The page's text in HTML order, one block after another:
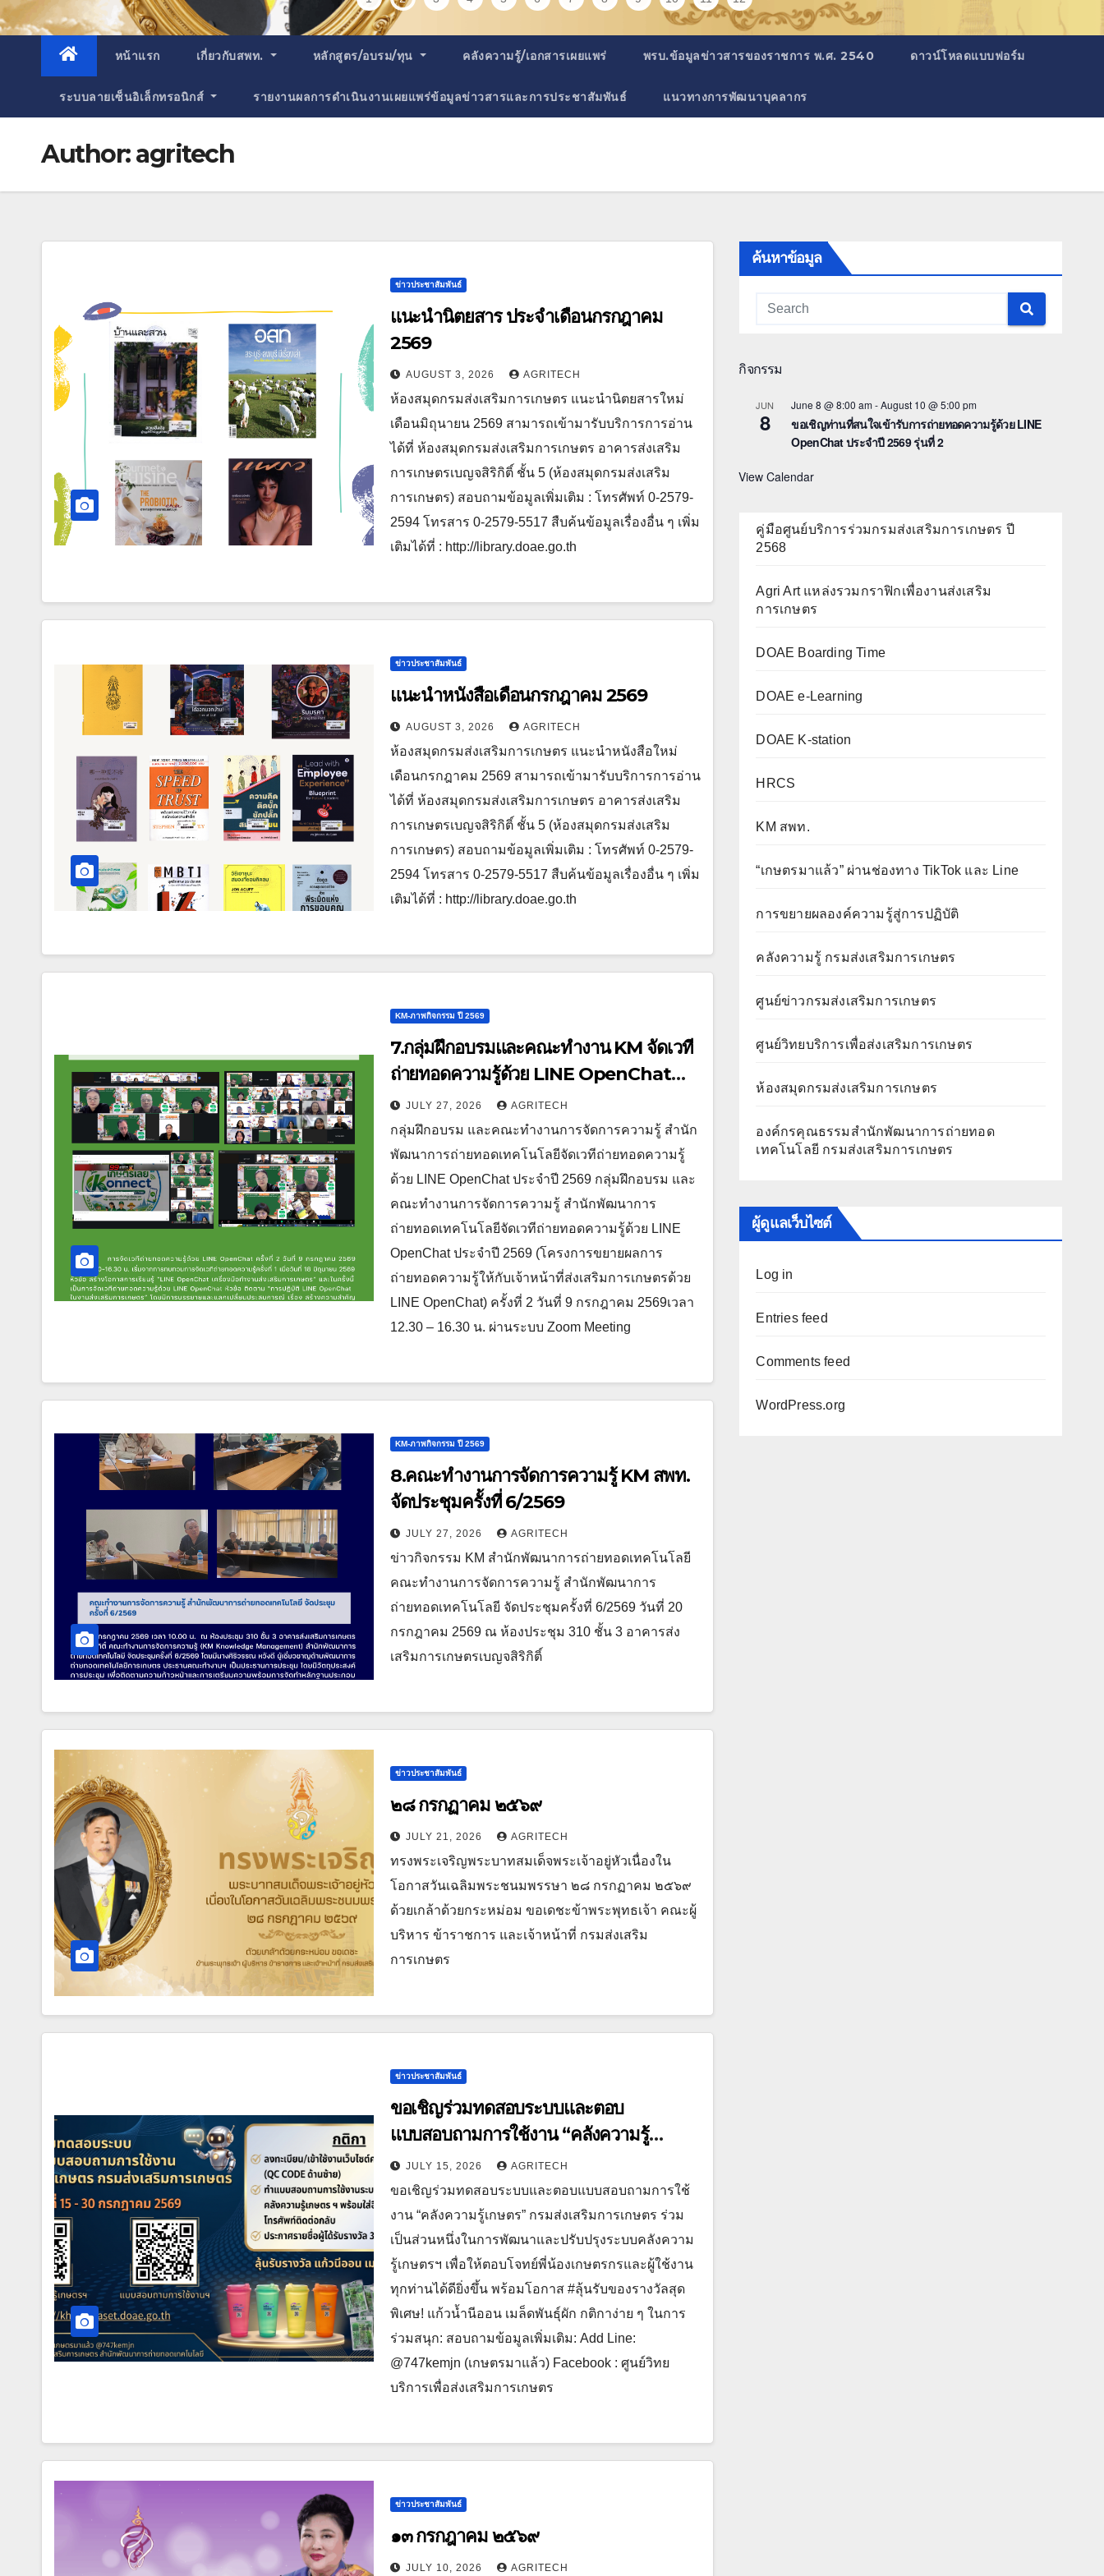
หน้าแรก เกี่ยวกับสพท. หลักสูตร/อบรม/ทุน คลังความรู้/เอกสารเผยแพร่ พรบ.ข้อมูลข่าวสารของราชการ พ.ศ. 2540 ดาวน์โหลดแบบฟอร์ม
ระบบลายเซ็นอิเล็กทรอนิกส์ รายงานผลการดำเนินงานเผยแพร่ข้อมูลข่าวสารและการประชาสัมพันธ์ แนวทางการพัฒนาบุคลากร
Author:agritech
ข่าวประชาสัมพันธ์
แนะนำนิตยสาร ประจำเดือนกรกฎาคม
2569
AUGUST 3, 2026 AGRITECH
ห้องสมุดกรมส่งเสริมการเกษตร แนะนำนิตยสารใหม่
เดือนมิถุนายน 2569 สามารถเข้ามารับบริการการอ่าน
ได้ที่ ห้องสมุดกรมส่งเสริมการเกษตร อาคารส่งเสริม
การเกษตรเบญจสิริกิติ์ ชั้น 5 (ห้องสมุดกรมส่งเสริม
การเกษตร) สอบถามข้อมูลเพิ่มเติม : โทรศัพท์ 0-2579-
2594 โทรสาร 0-2579-5517 สืบค้นข้อมูลเรื่องอื่น ๆ เพิ่ม
เติมได้ที่ : http://library.doae.go.th
ข่าวประชาสัมพันธ์
แนะนำหนังสือเดือนกรกฎาคม 2569
AUGUST 3, 2026 AGRITECH
ห้องสมุดกรมส่งเสริมการเกษตร แนะนำหนังสือใหม่
เดือนกรกฎาคม 2569 สามารถเข้ามารับบริการการอ่าน
ได้ที่ ห้องสมุดกรมส่งเสริมการเกษตร อาคารส่งเสริม
การเกษตรเบญจสิริกิติ์ ชั้น 5 (ห้องสมุดกรมส่งเสริม
การเกษตร) สอบถามข้อมูลเพิ่มเติม : โทรศัพท์ 0-2579-
2594 โทรสาร 0-2579-5517 สืบค้นข้อมูลเรื่องอื่น ๆ เพิ่ม
เติมได้ที่ : http://library.doae.go.th
KM-ภาพกิจกรรม ปี 2569
7.กลุ่มฝึกอบรมและคณะทำงาน KM จัดเวที
ถ่ายทอดความรู้ด้วย LINE OpenChat
ประจำปี 2569
JULY 27, 2026 AGRITECH
กลุ่มฝึกอบรม และคณะทำงานการจัดการความรู้ สำนัก
พัฒนาการถ่ายทอดเทคโนโลยีจัดเวทีถ่ายทอดความรู้
ด้วย LINE OpenChat ประจำปี 2569 กลุ่มฝึกอบรม และ
คณะทำงานการจัดการความรู้ สำนักพัฒนาการ
ถ่ายทอดเทคโนโลยีจัดเวทีถ่ายทอดความรู้ด้วย LINE
OpenChat ประจำปี 2569 (โครงการขยายผลการ
ถ่ายทอดความรู้ให้กับเจ้าหน้าที่ส่งเสริมการเกษตรด้วย
LINE OpenChat) ครั้งที่ 2 วันที่ 9 กรกฎาคม 2569เวลา
12.30 – 16.30 น. ผ่านระบบ Zoom Meeting
KM-ภาพกิจกรรม ปี 2569
8.คณะทำงานการจัดการความรู้ KM สพท.
จัดประชุมครั้งที่ 6/2569
JULY 27, 2026 AGRITECH
ข่าวกิจกรรม KM สำนักพัฒนาการถ่ายทอดเทคโนโลยี
คณะทำงานการจัดการความรู้ สำนักพัฒนาการ
ถ่ายทอดเทคโนโลยี จัดประชุมครั้งที่ 6/2569 วันที่ 20
กรกฎาคม 2569 ณ ห้องประชุม 310 ชั้น 3 อาคารส่ง
เสริมการเกษตรเบญจสิริกิติ์
ข่าวประชาสัมพันธ์
๒๘ กรกฏาคม ๒๕๖๙
JULY 21, 2026 AGRITECH
ทรงพระเจริญพระบาทสมเด็จพระเจ้าอยู่หัวเนื่องใน
โอกาสวันเฉลิมพระชนมพรรษา ๒๘ กรกฏาคม ๒๕๖๙
ด้วยเกล้าด้วยกระหม่อม ขอเดชะข้าพระพุทธเจ้า คณะผู้
บริหาร ข้าราชการ และเจ้าหน้าที่ กรมส่งเสริม
การเกษตร
ข่าวประชาสัมพันธ์
ขอเชิญร่วมทดสอบระบบและตอบ
แบบสอบถามการใช้งาน “คลังความรู้
เกษตร” กรมส่งเสริมการเกษตร
JULY 15, 2026 AGRITECH
ขอเชิญร่วมทดสอบระบบและตอบแบบสอบถามการใช้
งาน “คลังความรู้เกษตร” กรมส่งเสริมการเกษตร ร่วม
เป็นส่วนหนึ่งในการพัฒนาและปรับปรุงระบบคลังความ
รู้เกษตรฯ เพื่อให้ตอบโจทย์พี่น้องเกษตรกรและผู้ใช้งาน
ทุกท่านได้ดียิ่งขึ้น พร้อมโอกาส #ลุ้นรับของรางวัลสุด
พิเศษ! แก้วน้ำนีออน เมล็ดพันธุ์ผัก กติกาง่าย ๆ ในการ
ร่วมสนุก: สอบถามข้อมูลเพิ่มเติม: Add Line:
@747kemjn (เกษตรมาแล้ว) Facebook : ศูนย์วิทย
บริการเพื่อส่งเสริมการเกษตร
ข่าวประชาสัมพันธ์
๑๓ กรกฎาคม ๒๕๖๙
JULY 10, 2026 AGRITECH
ค้นหาข้อมูล
กิจกรรม
JUN
8
June 8 @ 8:00 am-August 10 @ 5:00 pm
ขอเชิญท่านที่สนใจเข้ารับการถ่ายทอดความรู้ด้วย LINE
OpenChat ประจำปี 2569 รุ่นที่ 2
View Calendar
คู่มือศูนย์บริการร่วมกรมส่งเสริมการเกษตร ปี
2568
Agri Art แหล่งรวมกราฟิกเพื่องานส่งเสริม
การเกษตร
DOAE Boarding Time
DOAE e-Learning
DOAE K-station
HRCS
KM สพท.
“เกษตรมาแล้ว” ผ่านช่องทาง TikTok และ Line
การขยายผลองค์ความรู้สู่การปฏิบัติ
คลังความรู้ กรมส่งเสริมการเกษตร
ศูนย์ข่าวกรมส่งเสริมการเกษตร
ศูนย์วิทยบริการเพื่อส่งเสริมการเกษตร
ห้องสมุดกรมส่งเสริมการเกษตร
องค์กรคุณธรรมสำนักพัฒนาการถ่ายทอด
เทคโนโลยี กรมส่งเสริมการเกษตร
ผู้ดูแลเว็บไซต์
Log in
Entries feed
Comments feed
WordPress.org